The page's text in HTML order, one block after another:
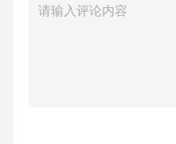
院、沈阳铝镁设计研
决策、银行贷款审批